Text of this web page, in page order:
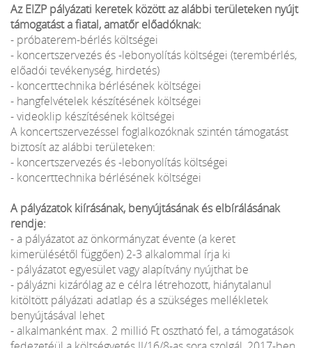
Az EIZP pályázati keretek között az alábbi területeken nyújt
támogatást a fiatal, amatőr előadóknak:
- próbaterem-bérlés költségei
- koncertszervezés és -lebonyolítás költségei (terembérlés,
előadói tevékenység, hirdetés)
- koncerttechnika bérlésének költségei
- hangfelvételek készítésének költségei
- videoklip készítésének költségei
A koncertszervezéssel foglalkozóknak szintén támogatást
biztosít az alábbi területeken:
- koncertszervezés és -lebonyolítás költségei
- koncerttechnika bérlésének költségei
A pályázatok kiírásának, benyújtásának és elbírálásának
rendje:
- a pályázatot az önkormányzat évente (a keret
kimerülésétől függően) 2-3 alkalommal írja ki
- pályázatot egyesület vagy alapítvány nyújthat be
- pályázni kizárólag az e célra létrehozott, hiánytalanul
kitöltött pályázati adatlap és a szükséges mellékletek
benyújtásával lehet
- alkalmanként max. 2 millió Ft osztható fel, a támogatások